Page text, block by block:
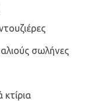
σωλήνες